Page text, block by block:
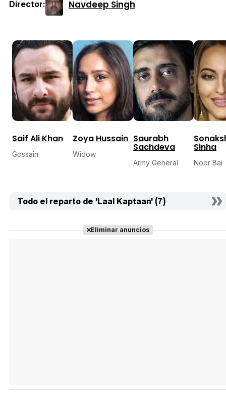
Director: Navdeep Singh
Saif Ali Khan
Gossain
Zoya Hussain
Widow
Saurabh
Sachdeva
Army General
Sinha
Noor Bai
Todo el reparto de 'Laal Kaptaan' (7)
Eliminar anuncios